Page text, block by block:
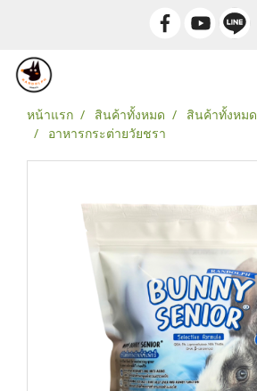
หน้าแรก สินค้าทั้งหมด
สินค้าทั้งหมด
อาหารกระต่ายวัยชรา